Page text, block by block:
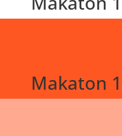
Makaton